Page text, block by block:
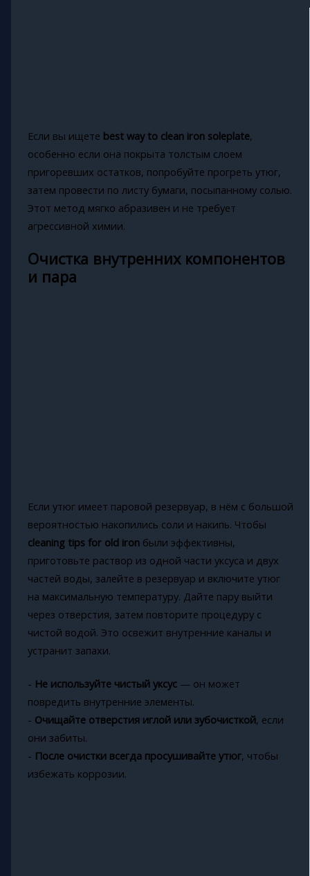
Если вы ищете best way to clean iron soleplate,
особенно если она покрыта толстым слоем
пригоревших остатков, попробуйте прогреть утюг,
затем провести по листу бумаги, посыпанному солью.
Этот метод мягко абразивен и не требует
агрессивной химии.
Очистка внутренних компонентов
и пара
Если утюг имеет паровой резервуар, в нём с большой
вероятностью накопились соли и накипь. Чтобы
cleaning tips for old ironбыли эффективны,
приготовьте раствор из одной части уксуса и двух
частей воды, залейте в резервуар и включите утюг
на максимальную температуру. Дайте пару выйти
через отверстия, затем повторите процедуру с
чистой водой. Это освежит внутренние каналы и
устранит запахи.
- Не используйте чистый уксус— он может
повредить внутренние элементы.
- Очищайте отверстия иглой или зубочисткой, если
они забиты.
- После очистки всегда просушивайте утюг, чтобы
избежать коррозии.